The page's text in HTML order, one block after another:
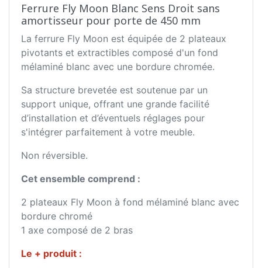
Ferrure Fly Moon Blanc Sens Droit sans
amortisseur pour porte de 450 mm
La ferrure Fly Moon est équipée de 2 plateaux
pivotants et extractibles composé d'un fond
mélaminé blanc avec une bordure chromée.
Sa structure brevetée est soutenue par un
support unique, offrant une grande facilité
d’installation et d’éventuels réglages pour
s'intégrer parfaitement à votre meuble.
Non réversible.
Cet ensemble comprend :
2 plateaux Fly Moon à fond mélaminé blanc avec
bordure chromé
1 axe composé de 2 bras
Le + produit :